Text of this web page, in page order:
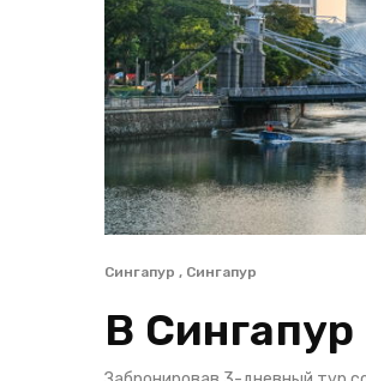
Сингапур , Сингапур
В